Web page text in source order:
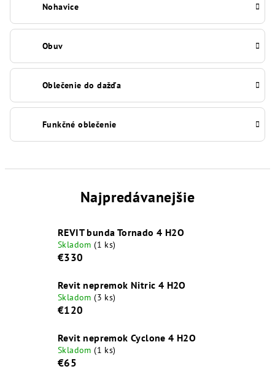
Nohavice
Obuv
Oblečenie do dažďa
Funkčné oblečenie
Najpredávanejšie
REVIT bunda Tornado 4 H2O
Skladom(1 ks)
€330
Revit nepremok Nitric 4 H2O
Skladom(3 ks)
€120
Revit nepremok Cyclone 4 H2O
Skladom(1 ks)
€65